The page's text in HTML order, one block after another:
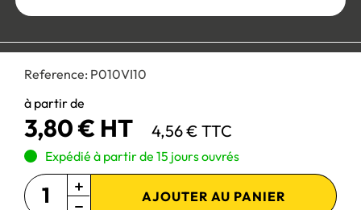
Reference: P010VI10
à partir de
3,80 € HT 4,56 € TTC
Expédié à partir de 15 jours ouvrés
AJOUTER AU PANIER
Personnaliser les cookies
Paiement 100% sécurisé :
Site réservé aux professionnels